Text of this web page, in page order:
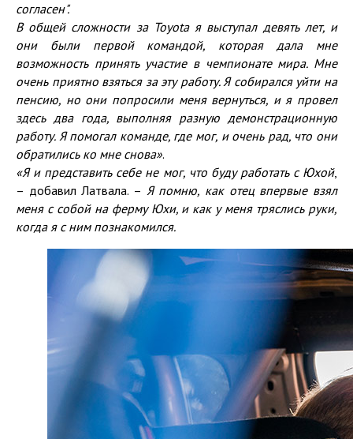
согласен".
В общей сложности за Toyotaя выступал девять лет, и
они были первой командой, которая дала мне
возможность принять участие в чемпионате мира. Мне
очень приятно взяться за эту работу. Я собирался уйти на
пенсию, но они попросили меня вернуться, и я провел
здесь два года, выполняя разную демонстрационную
работу. Я помогал команде, где мог, и очень рад, что они
обратились ко мне снова».
«Я и представить себе не мог, что буду работать с Юхой,
– добавил Латвала. – Я помню, как отец впервые взял
меня с собой на ферму Юхи, и как у меня тряслись руки,
когда я с ним познакомился.